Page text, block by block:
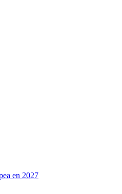
en 2027